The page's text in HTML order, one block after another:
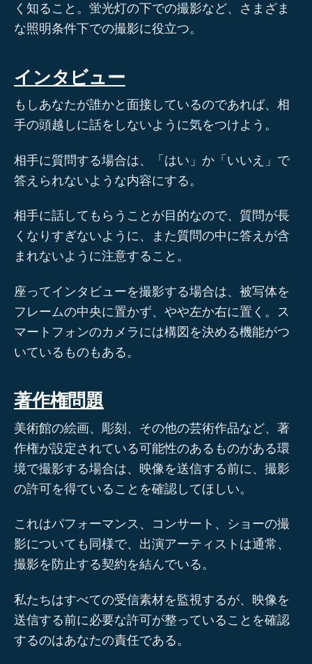
く知ること。蛍光灯の下での撮影など、さまざま
な照明条件下での撮影に役立つ。
インタビュー
もしあなたが誰かと面接しているのであれば、相
手の頭越しに話をしないように気をつけよう。
相手に質問する場合は、「はい」か「いいえ」で
答えられないような内容にする。
相手に話してもらうことが目的なので、質問が長
くなりすぎないように、また質問の中に答えが含
まれないように注意すること。
座ってインタビューを撮影する場合は、被写体を
フレームの中央に置かず、やや左か右に置く。ス
マートフォンのカメラには構図を決める機能がつ
いているものもある。
著作権問題
美術館の絵画、彫刻、その他の芸術作品など、著
作権が設定されている可能性のあるものがある環
境で撮影する場合は、映像を送信する前に、撮影
の許可を得ていることを確認してほしい。
これはパフォーマンス、コンサート、ショーの撮
影についても同様で、出演アーティストは通常、
撮影を防止する契約を結んでいる。
私たちはすべての受信素材を監視するが、映像を
送信する前に必要な許可が整っていることを確認
するのはあなたの責任である。